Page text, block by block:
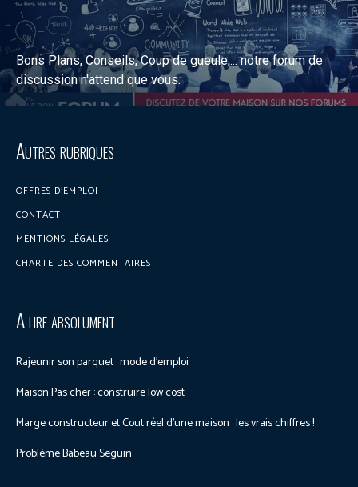
Bons Plans, Conseils, Coup de gueule,... notre forum de
discussion n'attend que vous.
Autres rubriques
OFFRES D’EMPLOI
CONTACT
MENTIONS LÉGALES
CHARTE DES COMMENTAIRES
A lire absolument
Rajeunir son parquet : mode d’emploi
Maison Pas cher : construire low cost
Marge constructeur et Cout réel d’une maison : les vrais chiffres !
Problème Babeau Seguin